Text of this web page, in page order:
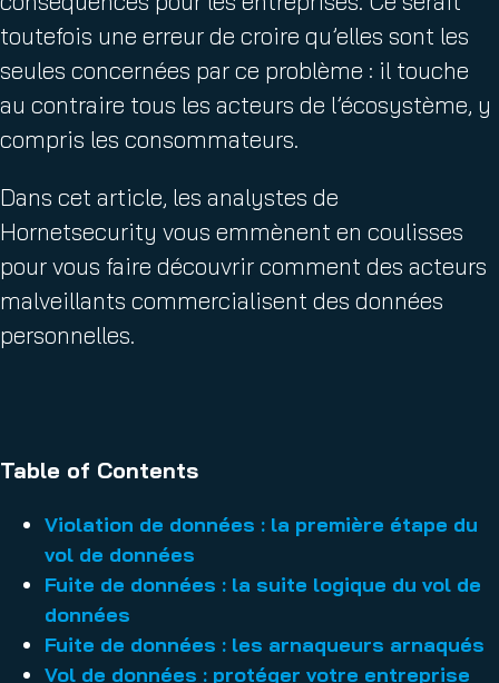
toutefois une erreur de croire qu’elles sont les
seules concernées par ce problème : il touche
au contraire tous les acteurs de l’écosystème, y
compris les consommateurs.
Dans cet article, les analystes de
Hornetsecurity vous emmènent en coulisses
pour vous faire découvrir comment des acteurs
malveillants commercialisent des données
personnelles.
Table of Contents
Violation de données : la première étape du
vol de données
Fuite de données : la suite logique du vol de
données
Fuite de données : les arnaqueurs arnaqués
Vol de données : protéger votre entreprise